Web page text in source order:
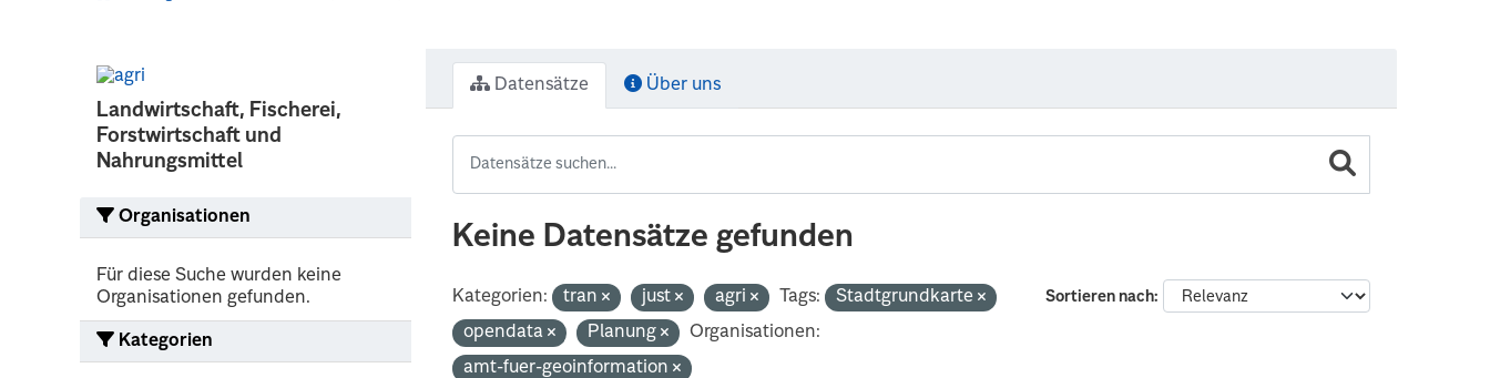
Landwirtschaft, Fischerei,
Forstwirtschaft und
Nahrungsmittel
Organisationen
Für diese Suche wurden keine
Organisationen gefunden.
Kategorien
Datensätze Über uns
Keine Datensätze gefunden
Sortieren nach
Kategorien: tran just agri Tags:
Stadtgrundkarte
opendata
Planung
Organisationen:
amt-fuer-geoinformation